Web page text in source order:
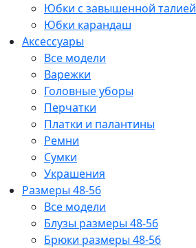
Юбки с завышенной талией
Юбки карандаш
Аксессуары
Все модели
Варежки
Головные уборы
Перчатки
Платки и палантины
Ремни
Сумки
Украшения
Размеры 48-56
Все модели
Блузы размеры 48-56
Брюки размеры 48-56